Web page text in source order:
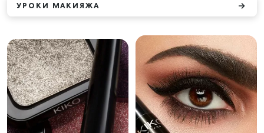
УРОКИ МАКИЯЖА